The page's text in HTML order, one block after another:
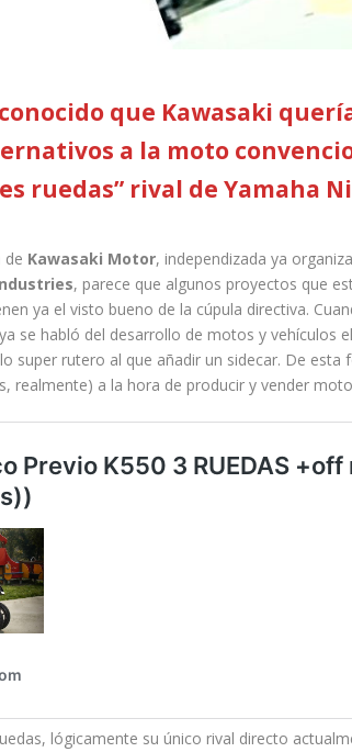
que Kawasaki
a la moto
ruedas” rival de Yamaha
de Kawasaki Motor, independizada ya
, parece que algunos proyectos que
ya el visto bueno de la cúpula directiva.
se habló del desarrollo de motos y vehículos
super rutero al que añadir un sidecar. De
realmente) a la hora de producir y vender
lógicamente su único rival directo